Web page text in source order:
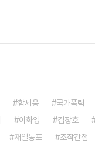
함세웅 국가폭력
이화영 김장호
재일동포 조작간첩